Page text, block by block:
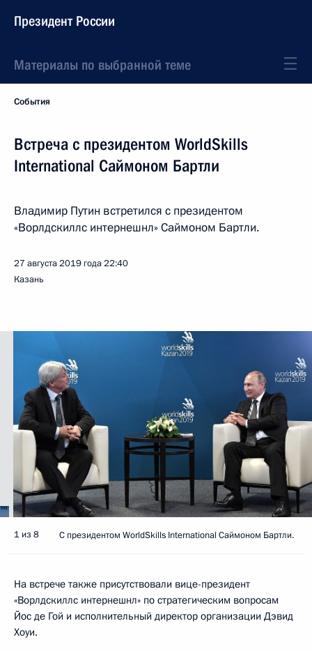
Президент России
Материалы по выбранной теме
События
Встреча с президентом WorldSkills
International Саймоном Бартли
Владимир Путин встретился с президентом
«Ворлдскиллс интернешнл» Саймоном Бартли.
27 августа 2019 года22:40
Казань
1 из 8 С президентом WorldSkills International Саймоном Бартли.
На встрече также присутствовали вице-президент
«Ворлдскиллс интернешнл» по стратегическим вопросам
Йос де Гой и исполнительный директор организации Дэвид
Хоуи.